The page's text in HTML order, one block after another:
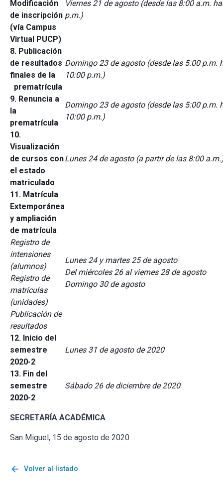
Modificación
de inscripción
(vía Campus
Virtual PUCP)
Viernes 21 de agosto (desde las 8:00 a.m.
p.m.)
8. Publicación
de resultados
finales de la
prematrícula
Domingo 23 de agosto (desde las 5:00 p.m.
10:00 p.m.)
9. Renuncia a
la
prematrícula
Domingo 23 de agosto (desde las 5:00 p.m.
10:00 p.m.)
10.
Visualización
de cursos con
el estado
matriculado
Lunes 24 de agosto (a partir de las 8:00
11. Matrícula
Extemporánea
y ampliación
de matrícula
Registro de
intensiones
(alumnos)
Registro de
matrículas
(unidades)
Publicación de
resultados
Lunes 24 y martes 25 de agosto
Del miércoles 26 al viernes 28 de agosto
Domingo 30 de agosto
12. Inicio del
semestre
2020-2
Lunes 31 de agosto de 2020
13. Fin del
semestre
2020-2
Sábado 26 de diciembre de 2020
SECRETARÍA ACADÉMICA
San Miguel, 15 de agosto de 2020
arrow_back Volver al listado